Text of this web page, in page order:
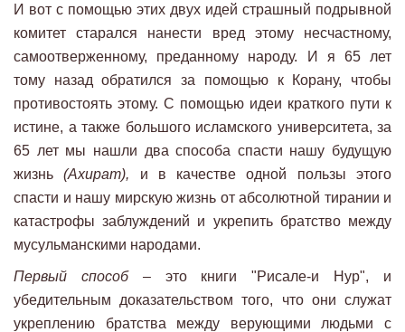
И вот с помощью этих двух идей страшный подрывной
комитет старался нанести вред этому несчастному,
самоотверженному, преданному народу. И я 65 лет
тому назад обратился за помощью к Корану, чтобы
противостоять этому. С помощью идеи краткого пути к
истине, а также большого исламского университета, за
65 лет мы нашли два способа спасти нашу будущую
жизнь(Ахират), и в качестве одной пользы этого
спасти и нашу мирскую жизнь от абсолютной тирании и
катастрофы заблуждений и укрепить братство между
мусульманскими народами.
Первый способ –это книги "Рисале-и Hyp", и
убедительным доказательством того, что они служат
укреплению братства между верующими людьми с